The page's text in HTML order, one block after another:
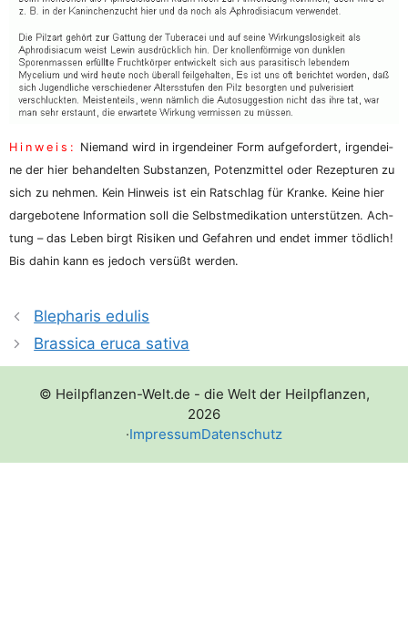
Hin­weis: Nie­mand wird in irgend­ei­ner Form auf­ge­for­dert, irgend­ei­
ne der hier behan­del­ten Sub­stan­zen, Potenz­mit­tel oder Rezep­tu­ren zu
sich zu neh­men. Kein Hin­weis ist ein Rat­schlag für Kran­ke. Kei­ne hier
dar­ge­bo­te­ne Infor­ma­ti­on soll die Selbst­me­di­ka­ti­on unter­stüt­zen. Ach­
tung – das Leben birgt Risi­ken und Gefah­ren und endet immer töd­lich!
Bis dahin kann es jedoch ver­süßt werden.
Blepharis edulis
Brassica eruca sativa
© Heilpflanzen-Welt.de - die Welt der Heilpflanzen,
2026
·ImpressumDatenschutz